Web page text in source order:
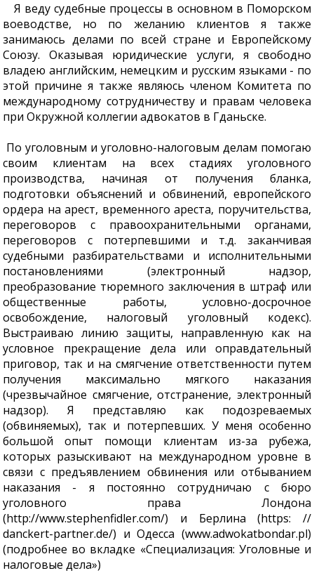
Я веду судебные процессы в основном в Поморском
воеводстве, но по желанию клиентов я также
занимаюсь делами по всей стране и Европейскому
Союзу. Оказывая юридические услуги, я свободно
владею английским, немецким и русским языками - по
этой причине я также являюсь членом Комитета по
международному сотрудничеству и правам человека
при Окружной коллегии адвокатов в Гданьске.
По уголовным и уголовно-налоговым делам помогаю
своим клиентам на всех стадиях уголовного
производства, начиная от получения бланка,
подготовки объяснений и обвинений, европейского
ордера на арест, временного ареста, поручительства,
переговоров с правоохранительными органами,
переговоров с потерпевшими и т.д. заканчивая
судебными разбирательствами и исполнительными
постановлениями (электронный надзор,
преобразование тюремного заключения в штраф или
общественные работы, условно-досрочное
освобождение, налоговый уголовный кодекс).
Выстраиваю линию защиты, направленную как на
условное прекращение дела или оправдательный
приговор, так и на смягчение ответственности путем
получения максимально мягкого наказания
(чрезвычайное смягчение, отстранение, электронный
надзор). Я представляю как подозреваемых
(обвиняемых), так и потерпевших. У меня особенно
большой опыт помощи клиентам из-за рубежа,
которых разыскивают на международном уровне в
связи с предъявлением обвинения или отбыванием
наказания - я постоянно сотрудничаю с бюро
уголовного права Лондона
(http://www.stephenfidler.com/) и Берлина (https: //
danckert-partner.de/) и Одесса (www.adwokatbondar.pl)
(подробнее во вкладке «Специализация: Уголовные и
налоговые дела»)